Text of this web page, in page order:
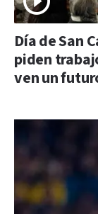
Día de San
piden
ven un